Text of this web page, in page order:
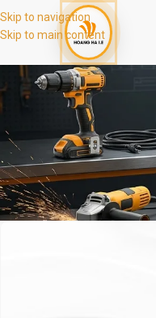
Skip to navigation
Skip to main content